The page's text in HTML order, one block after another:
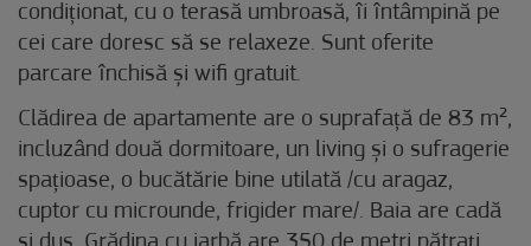
condiționat, cu o terasă umbroasă, îi întâmpină pe
cei care doresc să se relaxeze. Sunt oferite
parcare închisă și wifi gratuit.
Clădirea de apartamente are o suprafață de 83 m²,
incluzând două dormitoare, un living și o sufragerie
spațioase, o bucătărie bine utilată /cu aragaz,
cuptor cu microunde, frigider mare/. Baia are cadă